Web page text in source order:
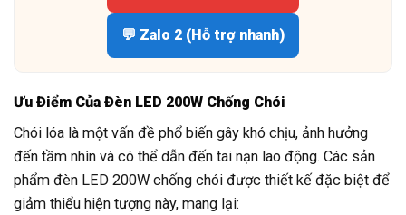
💬 Zalo 2 (Hỗ trợ nhanh)
Ưu Điểm Của Đèn LED 200W Chống Chói
Chói lóa là một vấn đề phổ biến gây khó chịu, ảnh hưởng
đến tầm nhìn và có thể dẫn đến tai nạn lao động. Các sản
phẩm đèn LED 200W chống chói được thiết kế đặc biệt để
giảm thiểu hiện tượng này, mang lại: